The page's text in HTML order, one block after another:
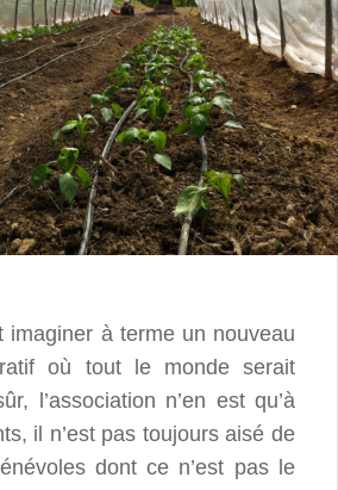
imaginer à terme un nouveau
où tout le monde serait
l’association n’en est qu’à
il n’est pas toujours aisé de
dont ce n’est pas le